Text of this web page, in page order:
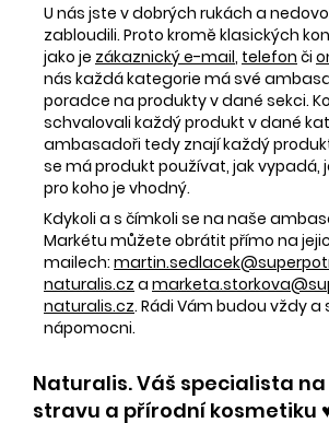
U nás jste v dobrých rukách a
zabloudili. Proto kromě klasických
jako je zákaznický e-mail, telefon či
nás každá kategorie má své
poradce na produkty v dané sekci.
schvalovali každý produkt v dané
ambasadoři tedy znají každý produkt
se má produkt používat, jak vypadá,
pro koho je vhodný.
Kdykoli a s čímkoli se na naše
Markétu můžete obrátit přímo na
mailech:
naturalis.cz a
naturalis.cz. Rádi Vám budou vždy a
nápomocni.
Naturalis. Váš specialista
stravu a přírodní kosmetiku